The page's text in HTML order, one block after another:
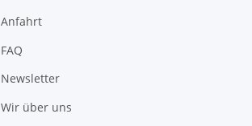
Anfahrt
FAQ
Newsletter
Wir über uns